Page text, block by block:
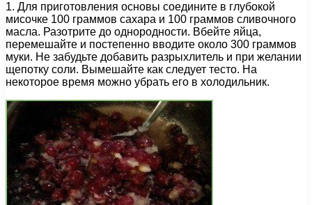
1. Для приготовления основы соедините в глубокой
мисочке 100 граммов сахара и 100 граммов сливочного
масла. Разотрите до однородности. Вбейте яйца,
перемешайте и постепенно вводите около 300 граммов
муки. Не забудьте добавить разрыхлитель и при желании
щепотку соли. Вымешайте как следует тесто. На
некоторое время можно убрать его в холодильник.